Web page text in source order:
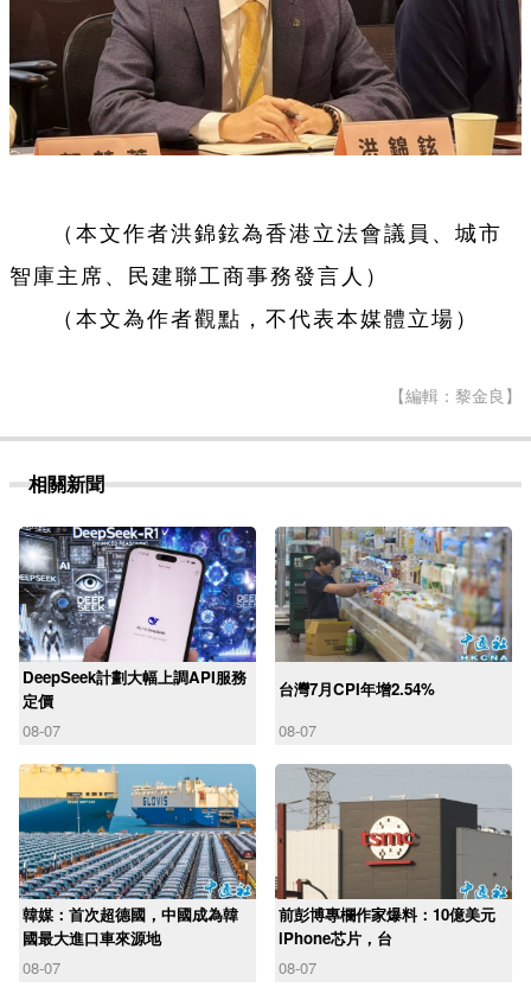
（本文作者洪錦鉉為香港立法會議員、城市
智庫主席、民建聯工商事務發言人）
（本文為作者觀點，不代表本媒體立場）
【編輯：黎金良】
相關新聞
DeepSeek計劃大幅上調API服務
定價
08-07
台灣7月CPI年增2.54%
08-07
韓媒：首次超德國，中國成為韓
國最大進口車來源地
08-07
前彭博專欄作家爆料：10億美元
iPhone芯片，台
08-07